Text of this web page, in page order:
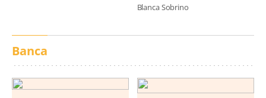
Blanca Sobrino
Banca